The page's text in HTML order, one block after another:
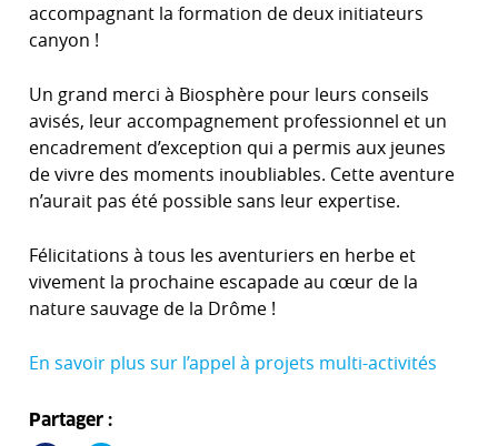
accompagnant la formation de deux initiateurs
canyon !
Un grand merci à Biosphère pour leurs conseils
avisés, leur accompagnement professionnel et un
encadrement d’exception qui a permis aux jeunes
de vivre des moments inoubliables. Cette aventure
n’aurait pas été possible sans leur expertise.
Félicitations à tous les aventuriers en herbe et
vivement la prochaine escapade au cœur de la
nature sauvage de la Drôme !
En savoir plus sur l’appel à projets multi-activités
Partager :